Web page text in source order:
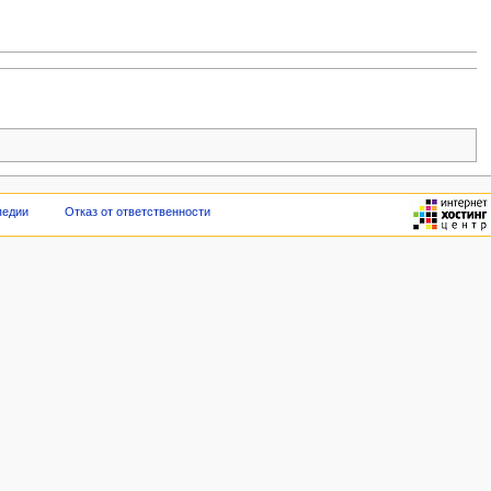
Отказ от ответственности